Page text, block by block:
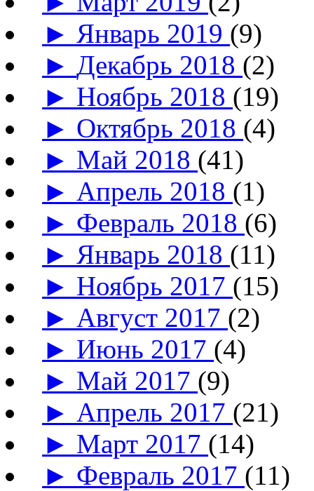
► Январь 2019 (9)
►Декабрь 2018 (2)
► Ноябрь 2018 (19)
► Октябрь 2018 (4)
► Май 2018 (41)
► Апрель 2018 (1)
► Февраль 2018 (6)
► Январь 2018 (11)
► Ноябрь 2017 (15)
► Август 2017 (2)
► Июнь 2017 (4)
► Май 2017 (9)
► Апрель 2017 (21)
► Март 2017 (14)
► Февраль 2017 (11)